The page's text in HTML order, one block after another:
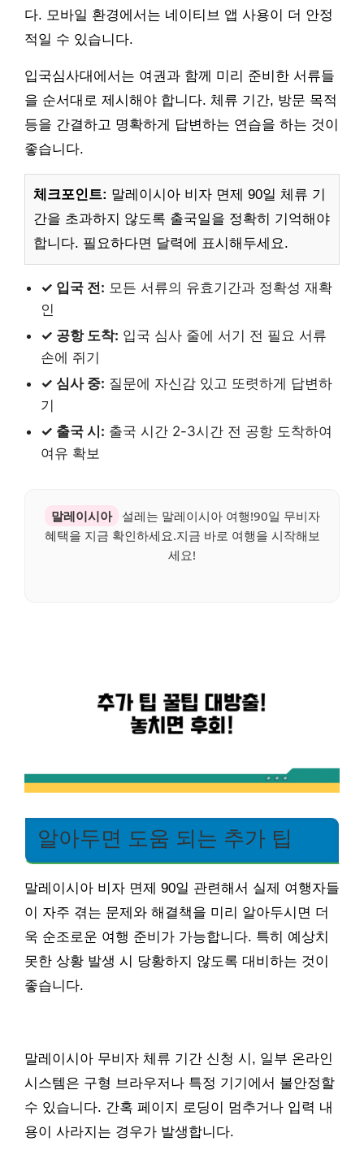
다. 모바일 환경에서는 네이티브 앱 사용이 더 안정
적일 수 있습니다.
입국심사대에서는 여권과 함께 미리 준비한 서류들
을 순서대로 제시해야 합니다. 체류 기간, 방문 목적
등을 간결하고 명확하게 답변하는 연습을 하는 것이
좋습니다.
체크포인트: 말레이시아 비자 면제 90일 체류 기
간을 초과하지 않도록 출국일을 정확히 기억해야
합니다. 필요하다면 달력에 표시해두세요.
✓ 입국 전: 모든 서류의 유효기간과 정확성 재확
인
✓ 공항 도착: 입국 심사 줄에 서기 전 필요 서류
손에 쥐기
✓ 심사 중: 질문에 자신감 있고 또렷하게 답변하
기
✓ 출국 시: 출국 시간 2-3시간 전 공항 도착하여
여유 확보
말레이시아
설레는 말레이시아 여행!90일 무비자
혜택을 지금 확인하세요.지금 바로 여행을 시작해보
세요!
알아두면 도움 되는 추가 팁
말레이시아 비자 면제 90일 관련해서 실제 여행자들
이 자주 겪는 문제와 해결책을 미리 알아두시면 더
욱 순조로운 여행 준비가 가능합니다. 특히 예상치
못한 상황 발생 시 당황하지 않도록 대비하는 것이
좋습니다.
말레이시아 무비자 체류 기간 신청 시, 일부 온라인
시스템은 구형 브라우저나 특정 기기에서 불안정할
수 있습니다. 간혹 페이지 로딩이 멈추거나 입력 내
용이 사라지는 경우가 발생합니다.